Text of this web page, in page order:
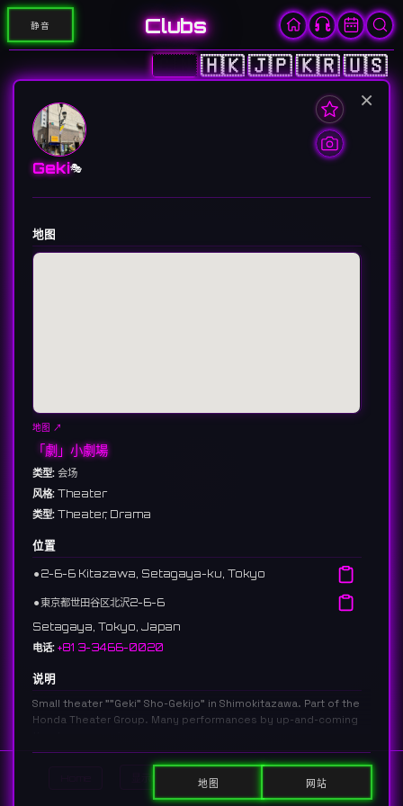
静音 Clubs
🇨🇳🇭🇰🇯🇵🇰🇷🇺🇸
显示活动 Search
×
Geki🎭
地图
地图 ↗
「劇」小劇場
类型: 会场
风格: Theater
类型: Theater, Drama
位置
⚫︎ 2-6-6 Kitazawa, Setagaya-ku, Tokyo
⚫︎東京都世田谷区北沢2-6-6
Setagaya, Tokyo, Japan
电话: +81 3-3466-0020
说明
Small theater ""Geki" Sho-Gekijo" in Shimokitazawa. Part of the
Honda Theater Group. Many performances by up-and-coming
下北沢にある小劇場「「劇」小劇場」。本多劇場グループ。新進気鋭の劇
地图 网站